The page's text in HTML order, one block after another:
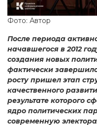
Фото: Автор
После периода
начавшегося в 2012
создания новых
фактически
росту пришел этап
качественного
результате которого
ядро политических
современную